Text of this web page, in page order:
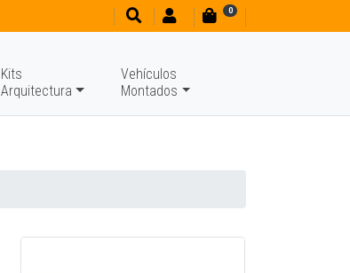
0
Kits
Arquitectura
Vehículos
Montados